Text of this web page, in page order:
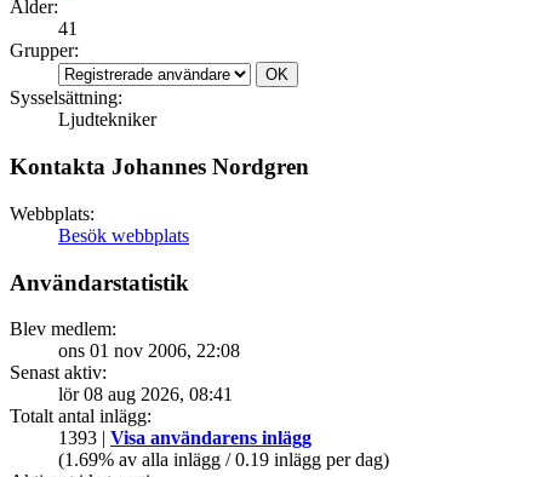
Ålder:
41
Grupper:
Sysselsättning:
Ljudtekniker
Kontakta Johannes Nordgren
Webbplats:
Besök webbplats
Användarstatistik
Blev medlem:
ons 01 nov 2006, 22:08
Senast aktiv:
lör 08 aug 2026, 08:41
Totalt antal inlägg:
1393 | Visa användarens inlägg
(1.69% av alla inlägg / 0.19 inlägg per dag)